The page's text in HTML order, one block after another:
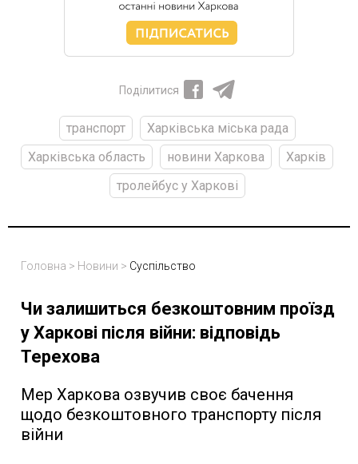
Поділитися
транспорт
Харківська міська рада
Харківська область
новини Харкова
Харків
тролейбус у Харкові
Головна > Новини > Суспільство
Чи залишиться безкоштовним проїзд
у Харкові після війни: відповідь
Терехова
Мер Харкова озвучив своє бачення
щодо безкоштовного транспорту після
війни